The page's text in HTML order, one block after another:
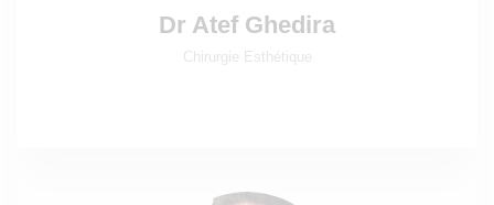
Dr Atef Ghedira
Chirurgie Esthétique